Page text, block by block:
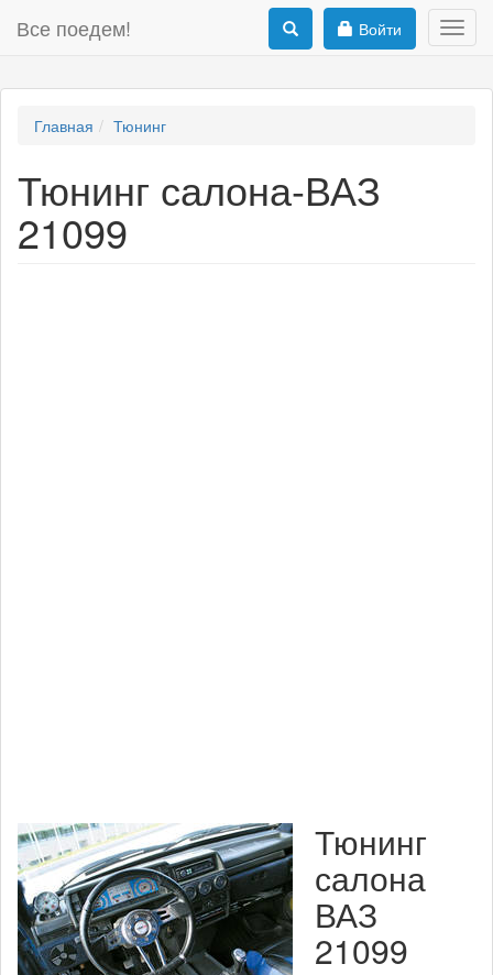
Все поедем! Войти
Главная Тюнинг
Тюнинг салона-ВАЗ
21099
Тюнинг
салона
ВАЗ
21099